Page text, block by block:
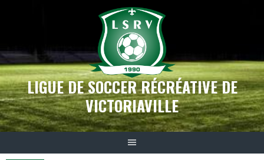
LIGUE DE SOCCER RÉCRÉATIVE DE
VICTORIAVILLE